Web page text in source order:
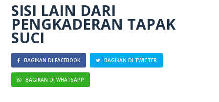
SISI LAIN DARI
PENGKADERAN TAPAK
SUCI
BAGIKAN DI FACEBOOK BAGIKAN DI TWITTER
BAGIKAN DI WHATSAPP